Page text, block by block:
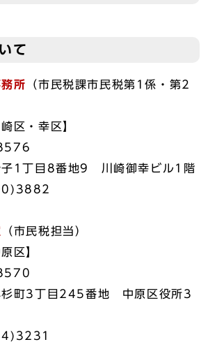
て
所 （市民税課市民税第1係・第2
区・幸区】
8576
子1丁目8番地9 川崎御幸ビル1階
（市民税担当）
区】
8570
杉町3丁目245番地 中原区役所3